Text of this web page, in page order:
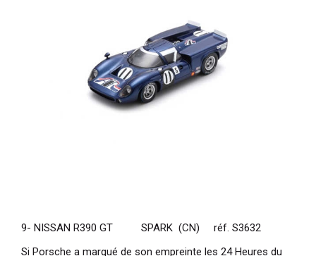
9- NISSAN R390 GT SPARK (CN) réf. S3632
Si Porsche a marqué de son empreinte les 24 Heures du